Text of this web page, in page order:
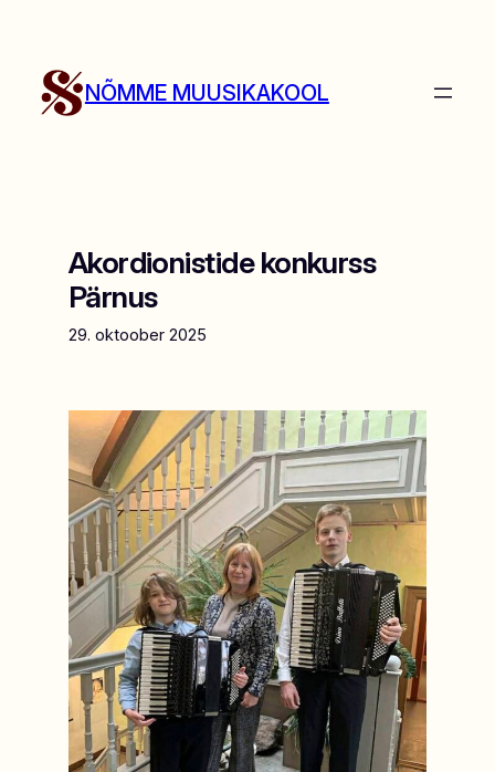
juurde
NÕMME MUUSIKAKOOL
Akordionistide konkurss
Pärnus
29. oktoober 2025